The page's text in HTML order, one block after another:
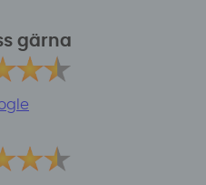
gärna